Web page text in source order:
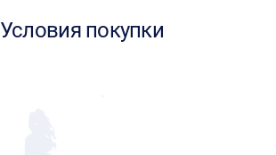
Условия покупки